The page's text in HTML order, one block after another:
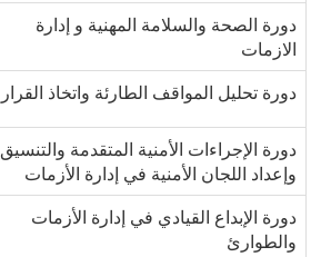
دورة الصحة والسلامة المهنية و إدارة
الازمات
دورة تحليل المواقف الطارئة واتخاذ القرار
دورة الإجراءات الأمنية المتقدمة والتنسيق
وإعداد اللجان الأمنية في إدارة الأزمات
دورة الإبداع القيادي في إدارة الأزمات
والطوارئ